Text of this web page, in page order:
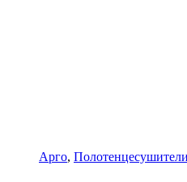
Арго, Полотенцесушители